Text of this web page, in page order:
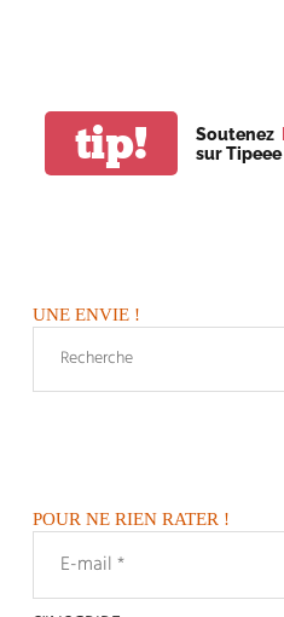
tip! Soutenez
sur Tipeee
UNE ENVIE !
POUR NE RIEN RATER !